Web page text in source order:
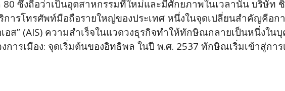
ซึ่งถือว่าเป็นอุตสาหกรรมที่ใหม่และมีศักยภาพในเวลานั้น บริษัท
การโทรศัพท์มือถือรายใหญ่ของประเทศ หนึ่งในจุดเปลี่ยนสำคัญคือ
อส” (AIS) ความสำเร็จในแวดวงธุรกิจทำให้ทักษิณกลายเป็นหนึ่งใ
การเมือง: จุดเริ่มต้นของอิทธิพล ในปี พ.ศ. 2537 ทักษิณเริ่มเข้าสู่กา